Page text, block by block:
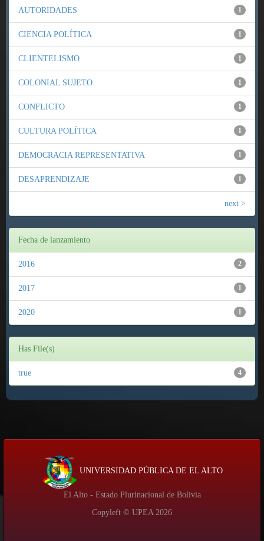
1
AUTORIDADES
1
CIENCIA POLÍTICA
1
CLIENTELISMO
1
COLONIAL SUJETO
1
CONFLICTO
1
CULTURA POLÍTICA
1
DEMOCRACIA REPRESENTATIVA
1
DESAPRENDIZAJE
next >
Fecha de lanzamiento
2
2016
1
2017
1
2020
Has File(s)
4
true
UNIVERSIDAD PÚBLICA DE EL ALTO
El Alto - Estado Plurinacional de Bolivia
Copyleft © UPEA 2026